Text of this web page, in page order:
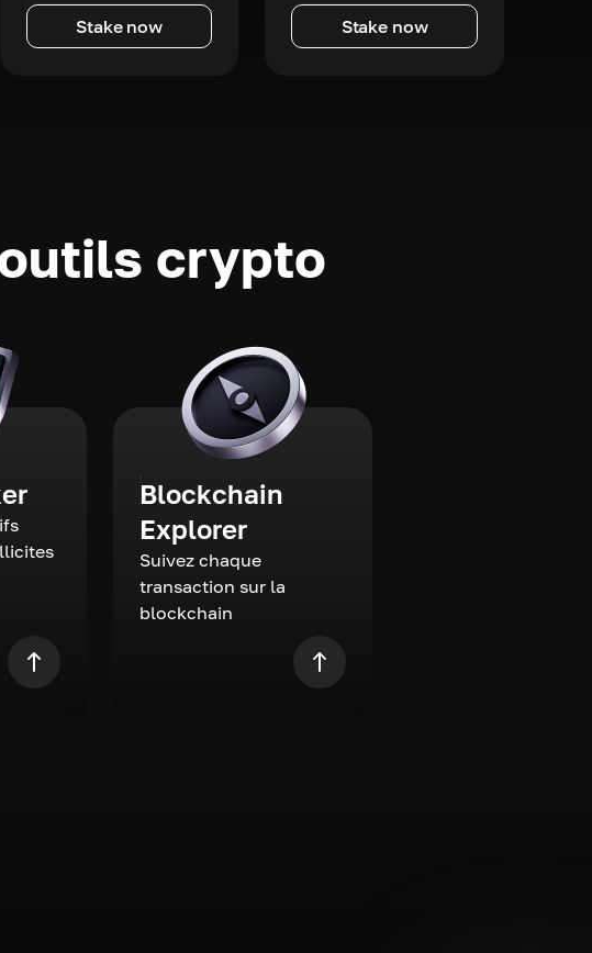
Stake now Stake now
crypto
Blockchain
Explorer
Suivez chaque
transaction sur la
blockchain